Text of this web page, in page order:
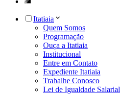
Itatiaia
Quem Somos
Programação
Ouça a Itatiaia
Institucional
Entre em Contato
Expediente Itatiaia
Trabalhe Conosco
Lei de Igualdade Salarial